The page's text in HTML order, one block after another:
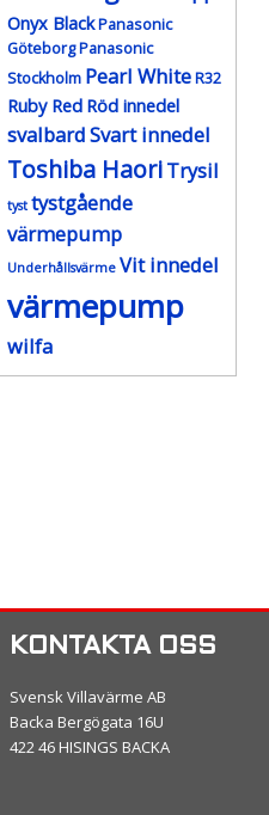
Onyx Black Panasonic
Göteborg Panasonic
Stockholm Pearl White R32
Ruby Red Röd innedel
svalbardSvart innedel
Toshiba HaoriTrysil
tyst tystgående
värmepump
Underhållsvärme Vit innedel
värmepump
wilfa
KONTAKTA OSS
Svensk Villavärme AB
Backa Bergögata 16U
422 46 HISINGS BACKA